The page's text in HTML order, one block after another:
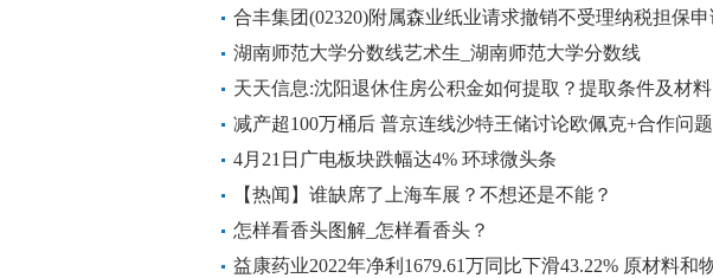
0.35元 焦点观察
合丰集团(02320)附属森业纸业请求撤销不受理纳税担保
定被驳回_天天视讯
湖南师范大学分数线艺术生_湖南师范大学分数线
天天信息:沈阳退休住房公积金如何提取？提取条件及材料
减产超100万桶后 普京连线沙特王储讨论欧佩克+合作问
聚看点
4月21日广电板块跌幅达4% 环球微头条
【热闻】谁缺席了上海车展？不想还是不能？
怎样看香头图解_怎样看香头？
益康药业2022年净利1679.61万同比下滑43.22% 原材料和